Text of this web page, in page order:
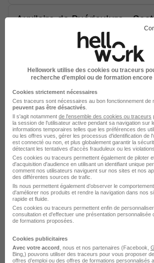
Auxilaire de Puériculure -
Chartrons H/F
Voir l’offre
Agent de Puériculture en
Secteur Chartrons - Cours du
H/F
People and baby
Bordeaux - 33 CDI
Voir l’offre
sur 13
Hellowork utilise des cookies ou traceurs
recherche d’emploi ou de formation
Cookies strictement nécessaires
Ces traceurs sont nécessaires au bon fonctionnement de
peuvent pas être désactivés
Il s'agit notamment de l'ensemble des cookies ou traceurs
la session de l'utilisateur active pendant sa navigation sur
informations temporaires telles que les préférences des
ou les offres vues, gérer les processus d'identification de
est connecté ou non, et plus globalement garantir la
détectant les tentatives d'accès frauduleux ou les
Ces cookies ou traceurs permettent également de piloter
d'acquisition d'audience en utilisant un identifiant unique
comment nos utilisateurs naviguent sur nos sites et nos
des différentes sources de trafic.
Ils nous permettent également d’observer le
d'améliorer nos produits et rendre la navigation dans nos
rapide et fluide.
Ces cookies ou traceurs permettent enfin de
consultation et d'effectuer une présentation personnalisée
de formations proposées.
Cookies publicitaires
Avec votre accord , nous et nos partenaires (Facebook,
Bing,) pouvons utiliser des traceurs pour vous proposer
offres d’emploi ou des offres de formations personnalisés